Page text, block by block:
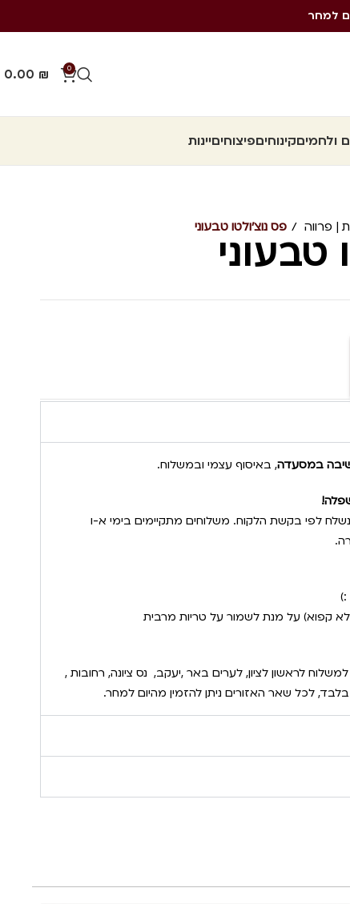
למחר
0
0.00 ₪
ולחמיםקינוחיםפיצוחיםיינות
| פרווה פס נוצ'ולטו טבעוני
טבעוני
במסעדה, באיסוף עצמי ובמשלוח.
לפי בקשת הלקוח. משלוחים מתקיימים בימי א-ו
:)
קפוא) על מנת לשמור על טריות מרבית
מהיום להיום תוך 90 דק למשלוח לראשון לציון, לערים באר ,יעקב, נס ציונה, רחובות ,